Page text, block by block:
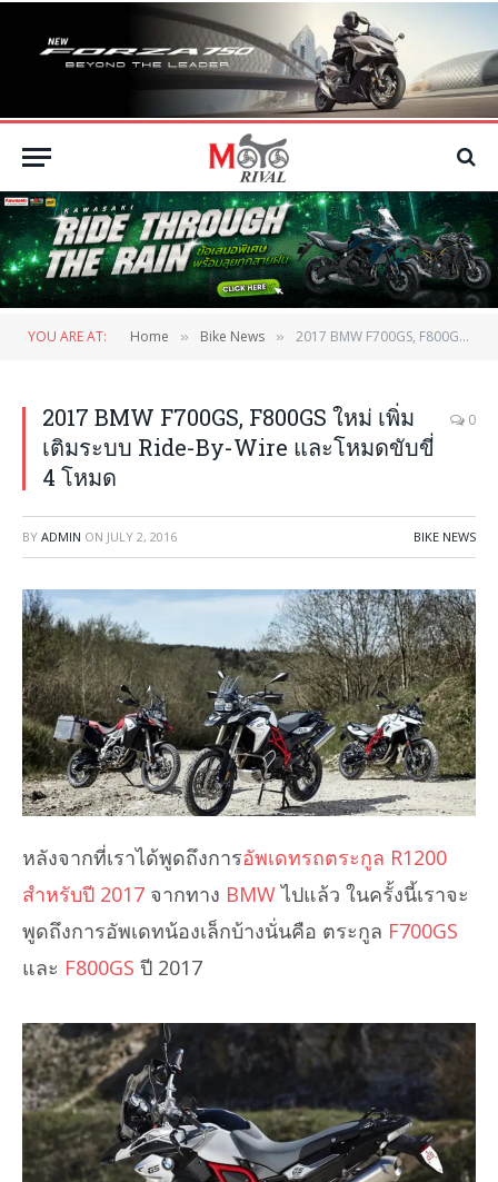
YOU ARE AT: Home » Bike News » 2017 BMW F700GS, F800GS ใหม่ เพิ่มเติมระบบ Ride-By-Wire และโหมดขับขี่ 4 โหมด
2017 BMW F700GS, F800GS ใหม่ เพิ่ม
เติมระบบ Ride-By-Wire และโหมดขับขี่
4 โหมด
0
BY ADMIN ON JULY 2, 2016 BIKE NEWS
หลังจากที่เราได้พูดถึงการอัพเดทรถตระกูล R1200
สำหรับปี 2017 จากทาง BMWไปแล้ว ในครั้งนี้เราจะ
พูดถึงการอัพเดทน้องเล็กบ้างนั่นคือ ตระกูล F700GS
และ F800GS ปี 2017